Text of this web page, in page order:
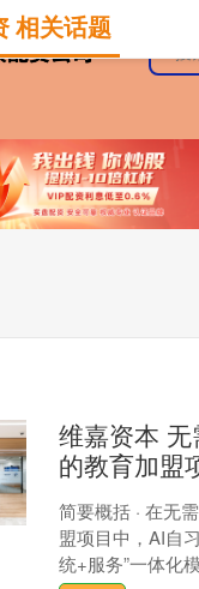
相关话题
维嘉资本
的教育加盟
简要概括 · 在无
盟项目中，AI自
统+服务”一体化